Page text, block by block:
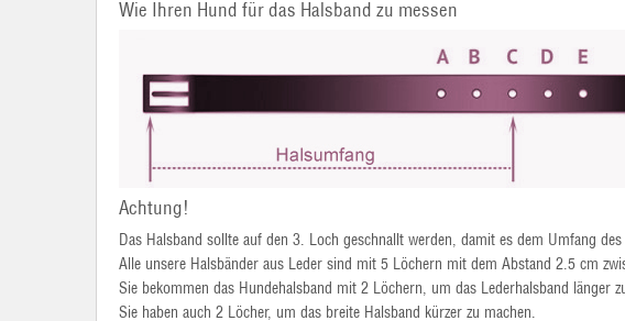
Wie Ihren Hund für das Halsband zu messen
Achtung!
Das Halsband sollte auf den 3. Loch geschnallt werden, damit es dem Umfang
Alle unsere Halsbänder aus Leder sind mit 5 Löchern mit dem Abstand 2.5 cm
Sie bekommen das Hundehalsband mit 2 Löchern, um das Lederhalsband länger
Sie haben auch 2 Löcher, um das breite Halsband kürzer zu machen.